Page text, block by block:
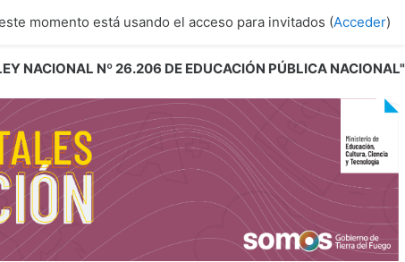
NACIONAL Nº 26.206 DE EDUCACIÓN PÚBLICA NACIONAL"
momento está usando el acceso para invitados (Acceder)